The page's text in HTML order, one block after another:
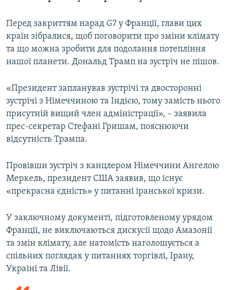
Перед закриттям нарад G7 у Франції, глави цих
країн зібралися, щоб поговорити про зміни клімату
та що можна зробити для подолання потепління
нашої планети. Дональд Трамп на зустріч не пішов.
«Президент запланував зустрічі та двосторонні
зустрічі з Німеччиною та Індією, тому замість нього
присутній вищий член адміністрації», – заявила
прес-секретар Стефані Гришам, пояснюючи
відсутність Трампа.
Провівши зустріч з канцлером Німеччини Ангелою
Меркель, президент США заявив, що існує
«прекрасна єдність» у питанні іранської кризи.
У заключному документі, підготовленому урядом
Франції, не виключаються дискусії щодо Амазонії
та змін клімату, але натомість наголошується а
спільних поглядах у питаннях торгівлі, Ірану,
Україні та Лівії.